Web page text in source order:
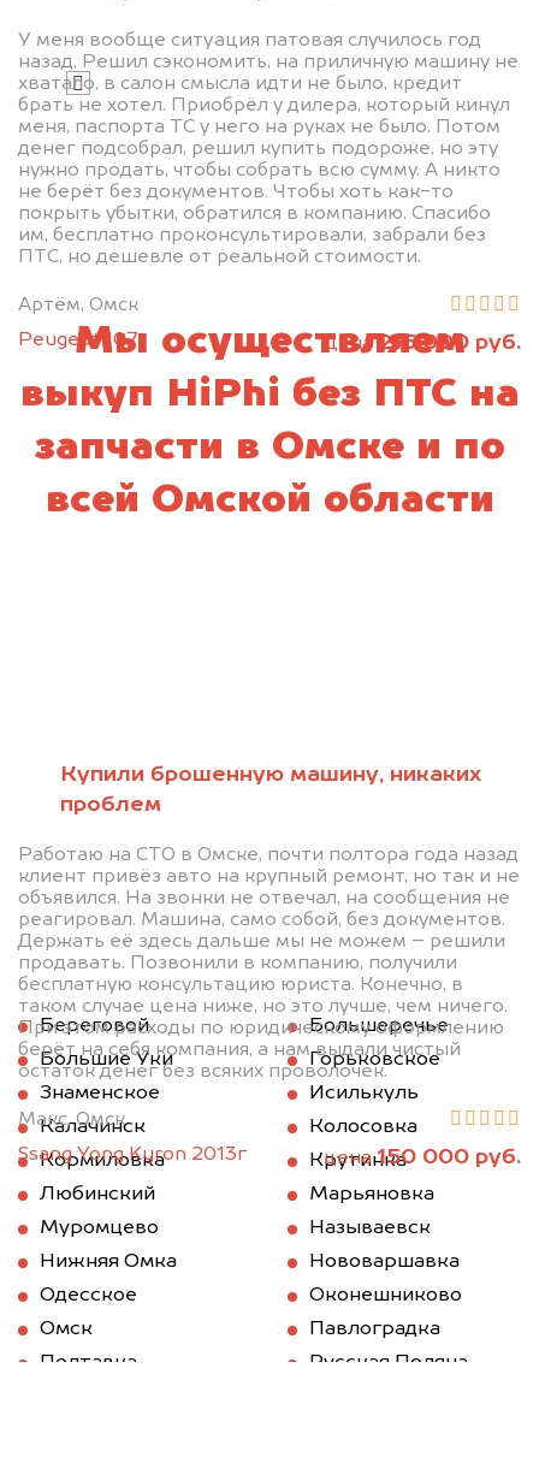
У меня вообще ситуация патовая случилось год
назад. Решил сэкономить, на приличную машину не
хватало, в салон смысла идти не было, кредит
брать не хотел. Приобрёл у дилера, который кинул
меня, паспорта ТС у него на руках не было. Потом
денег подсобрал, решил купить подороже, но эту
нужно продать, чтобы собрать всю сумму. А никто
не берёт без документов. Чтобы хоть как-то
покрыть убытки, обратился в компанию. Спасибо
им, бесплатно проконсультировали, забрали без
ПТС, но дешевле от реальной стоимости.
Артём, Омск
Peugeot 107
цена 215 000 руб.
Купили брошенную машину, никаких
проблем
Работаю на СТО в Омске, почти полтора года назад
клиент привёз авто на крупный ремонт, но так и не
объявился. На звонки не отвечал, на сообщения не
реагировал. Машина, само собой, без документов.
Держать её здесь дальше мы не можем – решили
продавать. Позвонили в компанию, получили
бесплатную консультацию юриста. Конечно, в
таком случае цена ниже, но это лучше, чем ничего.
При этом расходы по юридическому оформлению
берёт на себя компания, а нам выдали чистый
остаток денег без всяких проволочек.
Макс, Омск
Ssang Yong Kyron 2013г
цена150 000 руб.
Я даю согласие на обработку своих
персональных данных и соглашаюсь с
политикой конфиденциальности
Мы осуществляем
выкуп HiPhi без ПТС на
запчасти в Омске и по
всей Омской области
Береговой
Большеречье
Большие Уки
Горьковское
Знаменское
Исилькуль
Калачинск
Колосовка
Кормиловка
Крутинка
Любинский
Марьяновка
Муромцево
Называевск
Нижняя Омка
Нововаршавка
Одесское
Оконешниково
Омск
Павлоградка
Полтавка
Русская Поляна